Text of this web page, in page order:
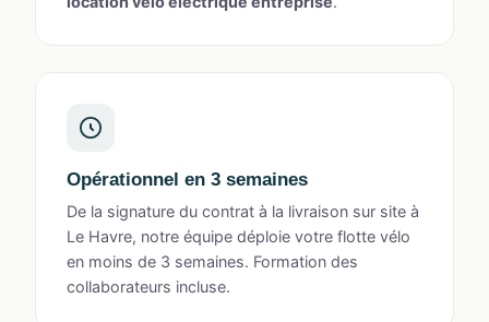
Opérationnel en 3 semaines
De la signature du contrat à la livraison sur site à
Le Havre, notre équipe déploie votre flotte vélo
en moins de 3 semaines. Formation des
collaborateurs incluse.